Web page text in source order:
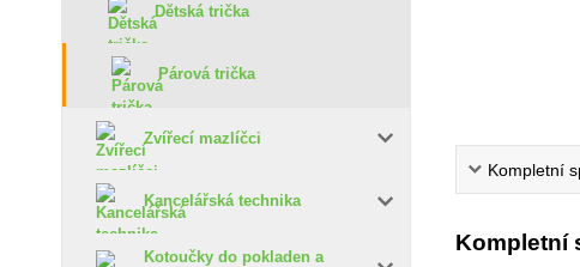
Dětská trička
Párová trička
Zvířecí mazlíčci
Kancelářská technika
Kotoučky do pokladen a
Kompletní
Kompletní